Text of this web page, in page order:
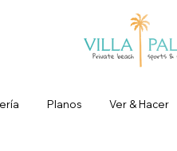
Planos Ver & Hacer